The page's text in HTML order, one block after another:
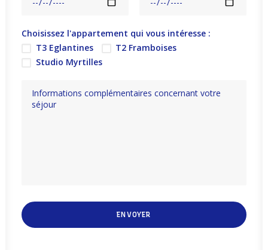
Choisissez l'appartement qui vous intéresse :
T3 Eglantines
T2 Framboises
Studio Myrtilles